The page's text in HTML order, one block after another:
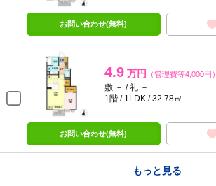
お問い合わせ(無料)
4.9 万円 （管理費等4,000円）
敷 － / 礼 －
1階 / 1LDK / 32.78㎡
お問い合わせ(無料)
もっと見る